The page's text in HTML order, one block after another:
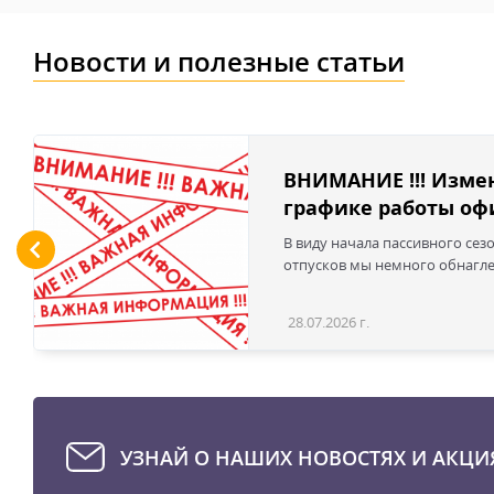
Новости и полезные статьи
ВНИМАНИЕ !!!
графике работы
В виду начала пассивного
отпусков мы немного
28.07.2026 г.
УЗНАЙ О НАШИХ НОВОСТЯХ И